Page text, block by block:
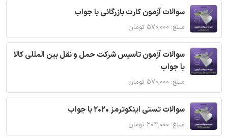
سوالات آزمون کارت بازرگانی با جواب
مبلغ: ۵۷۰,۰۰۰ تومان
سوالات آزمون تاسیس شرکت حمل و نقل بین المللی کالا
با جواب
مبلغ: ۵۷۰,۰۰۰ تومان
سوالات تستی اینکوترمز 2020 با جواب
مبلغ: ۲۰۴,۰۰۰ تومان